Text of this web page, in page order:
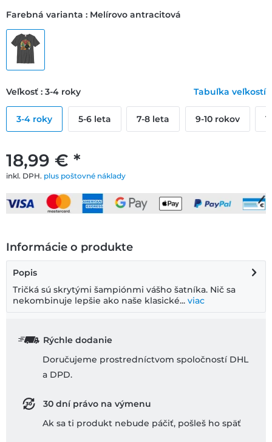
18,99 € *
inkl. DPH. plus poštovné náklady
Farebná varianta : Melírovo antracitová
Veľkosť : 3-4 roky Tabuľka veľkostí
3-4 roky 5-6 leta 7-8 leta 9-10 rokov
Informácie o produkte
Popis
Tričká sú skrytými šampiónmi vášho šatníka. Nič sa
nekombinuje lepšie ako naše klasické... viac
Rýchle dodanie
Doručujeme prostredníctvom spoločností DHL
a DPD.
30 dní právo na výmenu
Ak sa ti produkt nebude páčiť, pošleš ho späť